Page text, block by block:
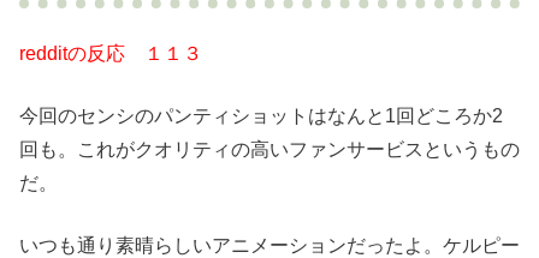
redditの反応 １１３
今回のセンシのパンティショットはなんと1回どころか2
回も。これがクオリティの高いファンサービスというもの
だ。
いつも通り素晴らしいアニメーションだったよ。ケルピー